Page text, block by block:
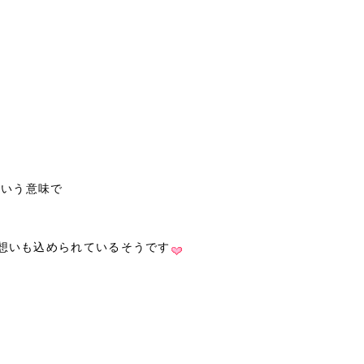
う意味で
いも込められているそうです